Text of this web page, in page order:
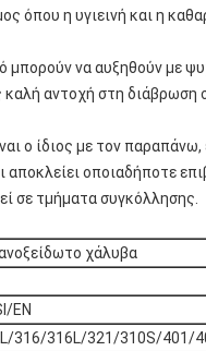
όπου η υγιεινή και η
να αυξηθούν με
καλή αντοχή στη
ο ίδιος με τον
οποιαδήποτε
σε τμήματα συγκόλλησης.
χάλυβα
EN
316/316L/321/310S/401/